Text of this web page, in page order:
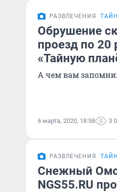
РАЗВЛЕЧЕНИЯ
Обрушение
проезд по 20
«Тайную
А чем вам
6 марта, 2020, 18:58 3
РАЗВЛЕЧЕНИЯ
Снежный
NGS55.RU